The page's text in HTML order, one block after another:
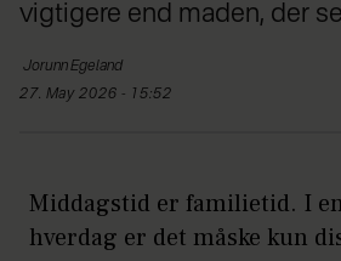
vigtigere end maden, der
JorunnEgeland
27. May 2026 - 15:52
Middagstid er familietid. I
hverdag er det måske kun